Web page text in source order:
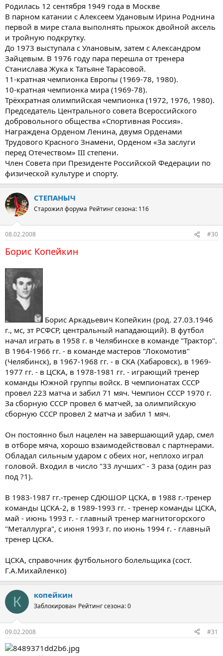
Родилась 12 сентября 1949 года в Москве
В парном катании с Алексеем Удановым Ирина Роднина
первой в мире стала выполнять прыжок двойной аксель
и тройную подкрутку.
До 1973 выступала с Улановым, затем с Александром
Зайцевым. В 1976 году пара перешла от тренера
Станислава Жука к Татьяне Тарасовой.
11-кратная чемпионка Европы (1969-78, 1980).
10-кратная чемпионка мира (1969-78).
Трёхкратная олимпийская чемпионка (1972, 1976, 1980).
Председатель Центрального совета Всероссийского
добровольного общества «Спортивная Россия».
Награждена Орденом Ленина, двумя Орденами
Трудового Красного Знамени, Орденом «За заслуги
перед Отечеством» III степени.
Член Совета при Президенте Российской Федерации по
физической культуре и спорту.
СТЕПАНЫЧ
Старожил форума Рейтинг сезона: 116
08.02.2008 #30
Борис Копейкин
Борис Аркадьевич Копейкин (род. 27.03.1946
г., мс, зт РСФСР, центральный нападающий). В футбол
начал играть в 1958 г. в Челябинске в команде "Трактор".
В 1964-1966 гг. - в команде мастеров "Локомотив"
(Челябинск), в 1967-1968 гг. - в СКА (Хабаровск), в 1969-
1977 гг. - в ЦСКА, в 1978-1981 гг. - играющий тренер
команды Южной группы войск. В чемпионатах СССР
провел 223 матча и забил 71 мяч. Чемпион СССР 1970 г.
За сборную СССР провел 6 матчей, за олимпийскую
сборную СССР провел 2 матча и забил 1 мяч.
Он постоянно был нацелен на завершающий удар, смел
в отборе мяча, хорошо взаимодействовал с партнерами.
Обладал сильным ударом с обеих ног, неплохо играл
головой. Входил в число "33 лучших" - 3 раза (один раз
под ?1).
В 1983-1987 гг.-тренер СДЮШОР ЦСКА, в 1988 г.-тренер
команды ЦСКА-2, в 1989-1993 гг. - тренер команды ЦСКА,
май - июнь 1993 г. - главный тренер магнитогорского
"Металлурга", с июня 1993 г. по июнь 1994 г. - главный
тренер ЦСКА.
ЦСКА, справочник футбольного болельщика (сост.
Г.А.Михайленко)
К копейкин
Заблокирован Рейтинг сезона: 0
09.02.2008 #31